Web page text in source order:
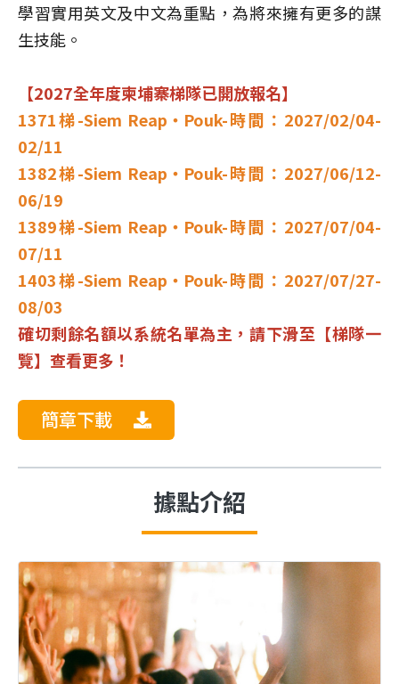
學習實用英文及中文為重點，為將來擁有更多的謀
生技能。
【2027全年度柬埔寨梯隊已開放報名】
1371梯-Siem Reap‧Pouk-時間：2027/02/04-
02/11
1382梯-Siem Reap‧Pouk-時間：2027/06/12-
06/19
1389梯-Siem Reap‧Pouk-時間：2027/07/04-
07/11
1403梯-Siem Reap‧Pouk-時間：2027/07/27-
08/03
確切剩餘名額以系統名單為主，請下滑至【梯隊一
覽】查看更多！
簡章下載
據點介紹